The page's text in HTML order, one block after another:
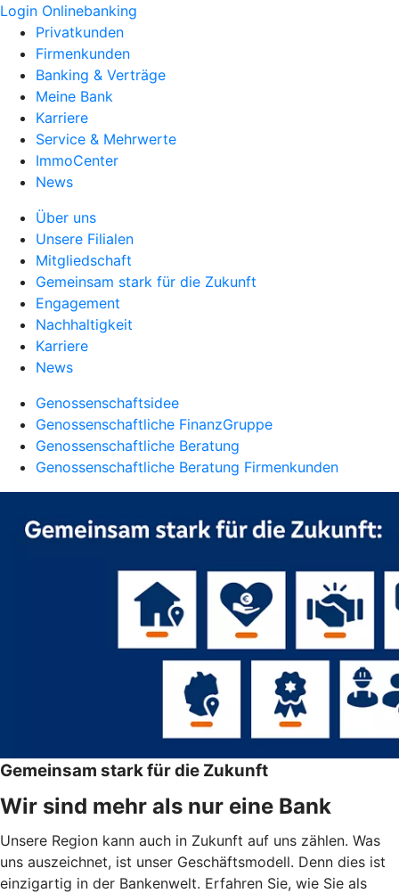
Login Onlinebanking
Privatkunden
Firmenkunden
Banking & Verträge
Meine Bank
Karriere
Service & Mehrwerte
ImmoCenter
News
Über uns
Unsere Filialen
Mitgliedschaft
Gemeinsam stark für die Zukunft
Engagement
Nachhaltigkeit
Karriere
News
Genossenschaftsidee
Genossenschaftliche FinanzGruppe
Genossenschaftliche Beratung
Genossenschaftliche Beratung Firmenkunden
Gemeinsam stark für die Zukunft
Wir sind mehr als nur eine Bank
Unsere Region kann auch in Zukunft auf uns zählen. Was
uns auszeichnet, ist unser Geschäftsmodell. Denn dies ist
einzigartig in der Bankenwelt. Erfahren Sie, wie Sie als